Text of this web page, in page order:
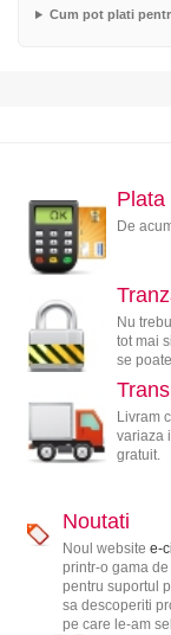
Cum pot plati
Plata
De
Nu
tot mai
se
Livram
variaza
gratuit.
Noutati
Noul website e-
printr-o gama
pentru suportul
sa descoperiti
pe care le-am